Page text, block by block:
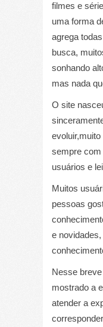
filmes e
uma forma
agrega
busca,
sonhando
mas nada
O site
sempre com
usuários e
Muitos
pessoas
e
Nesse
mostrado a
atender a